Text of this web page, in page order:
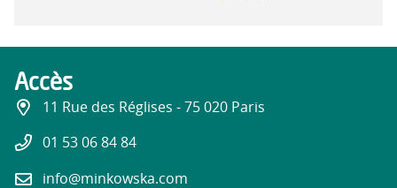
Accès
11 Rue des Réglises - 75 020 Paris
01 53 06 84 84
info@minkowska.com